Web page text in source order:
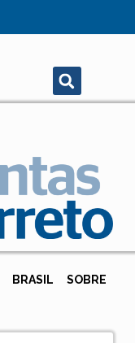
BRASIL SOBRE